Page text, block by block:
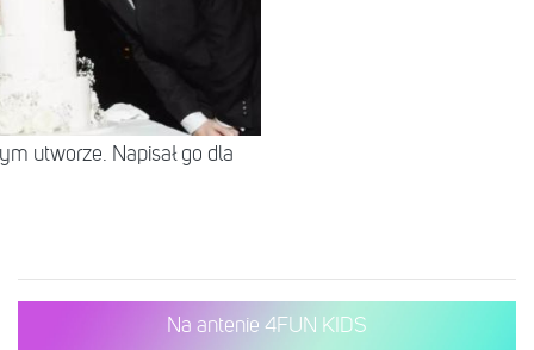
utworze. Napisał go dla
Na antenie 4FUN KIDS